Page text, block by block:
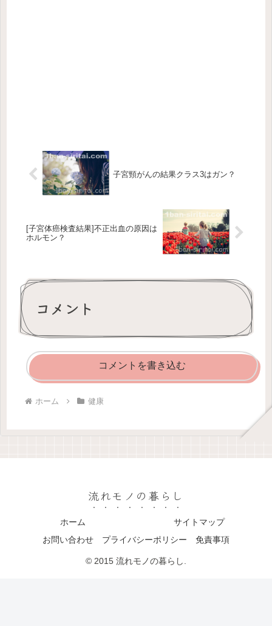
子宮頸がんの結果クラス3はガン？
[子宮体癌検査結果]不正出血の原因は
ホルモン？
コメント
コメントを書き込む
ホーム 健康
流れモノの暮らし
ホーム
サイトマップ
お問い合わせ プライバシーポリシー 免責事項
© 2015 流れモノの暮らし.